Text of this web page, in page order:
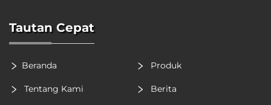
Tautan Cepat
Beranda Produk
Tentang Kami Berita